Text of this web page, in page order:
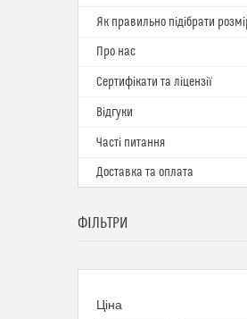
Як правильно підібрати
Про нас
Сертифікати та ліцензії
Відгуки
Часті питання
Доставка та оплата
ФІЛЬТРИ
Ціна